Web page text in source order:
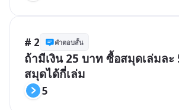
# 2 คำตอบสั้น
ถ้ามีเงิน 25 บาท ซื้อสมุดเล่มละ
สมุดได้กี่เล่ม
5